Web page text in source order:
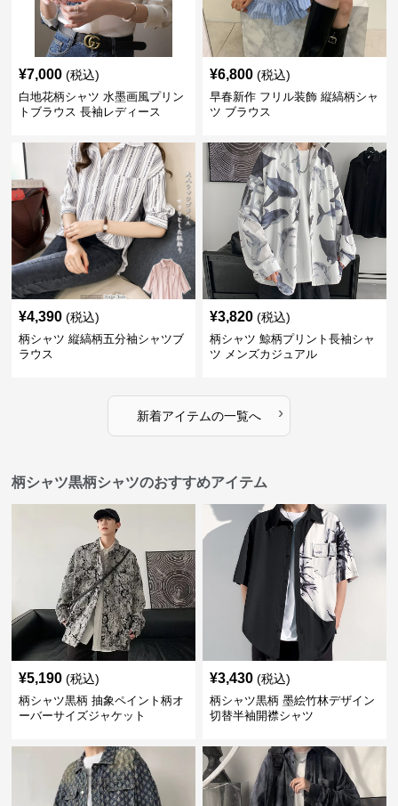
¥7,000 (税込)
白地花柄シャツ 水墨画風プリン
トブラウス 長袖レディース
¥6,800 (税込)
早春新作 フリル装飾 縦縞柄シャ
ツ ブラウス
¥4,390 (税込)
柄シャツ 縦縞柄五分袖シャツブ
ラウス
¥3,820 (税込)
柄シャツ 鯨柄プリント長袖シャ
ツ メンズカジュアル
新着アイテムの一覧へ ›
柄シャツ黒柄シャツのおすすめアイテム
¥5,190 (税込)
柄シャツ黒柄 抽象ペイント柄オ
ーバーサイズジャケット
¥3,430 (税込)
柄シャツ黒柄 墨絵竹林デザイン
切替半袖開襟シャツ